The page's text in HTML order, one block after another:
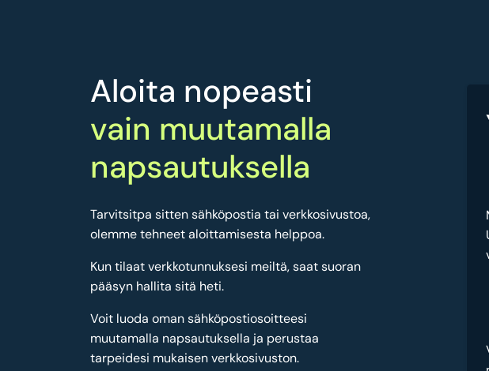
Aloita nopeasti
vain muutamalla
napsautuksella
Tarvitsitpa sitten sähköpostia tai verkkosivustoa,
olemme tehneet aloittamisesta helppoa.
Kun tilaat verkkotunnuksesi meiltä, saat suoran
pääsyn hallita sitä heti.
Voit luoda oman sähköpostiosoitteesi
muutamalla napsautuksella ja perustaa
tarpeidesi mukaisen verkkosivuston.